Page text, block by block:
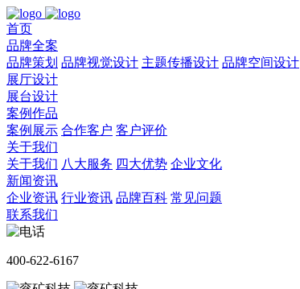
首页
品牌全案
品牌策划 品牌视觉设计 主题传播设计 品牌空间设计
展厅设计
展台设计
案例作品
案例展示 合作客户 客户评价
关于我们
关于我们 八大服务 四大优势 企业文化
新闻资讯
企业资讯 行业资讯 品牌百科 常见问题
联系我们
400-622-6167